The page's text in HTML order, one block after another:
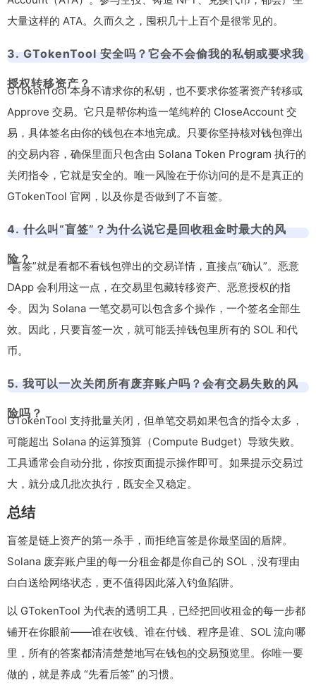
大量这样的 ATA。久而久之，囤积几十上百个是很常见的。
3. GTokenTool 安全吗？它会不会偷我的私钥或要求我
授权转移资产？
GTokenTool 本身不请求你的私钥，也不要求你签署资产转移或
Approve 交易。它只是帮你构造一笔纯粹的 CloseAccount 交
易，具体签名由你的钱包在本地完成。只要你坚持核对钱包弹出
的交易内容，确保里面只包含由 Solana Token Program 执行的
关闭指令，它就是安全的。唯一风险在于你访问的是不是真正的
GTokenTool 官网，以及你是否做到了不盲签。
4. 什么叫“盲签”？为什么说它是回收租金时最大的风
险？
“盲签”就是看都不看钱包弹出的交易详情，直接点“确认”。恶意
DApp 会利用这一点，在交易里包藏转移资产、恶意授权的指
令。因为 Solana 一笔交易可以包含多个操作，一个签名全部生
效。因此，只要盲签一次，就可能丢掉钱包里所有的 SOL 和代
币。
5. 我可以一次关闭所有废弃账户吗？会有交易失败的风
险吗？
GTokenTool 支持批量关闭，但单笔交易如果包含的指令太多，
可能超出 Solana 的运算预算（Compute Budget）导致失败。
工具通常会自动分批，你按页面提示操作即可。如果提示交易过
大，就分成几批次执行，既安全又稳定。
总结
盲签是链上资产的第一杀手，而拒绝盲签是你最坚固的盾牌。
Solana 废弃账户里的每一分租金都是你自己的 SOL，没有理由
白白送给网络状态，更不值得因此落入钓鱼陷阱。
以 GTokenTool 为代表的透明工具，已经把回收租金的每一步都
铺开在你眼前——谁在收钱、谁在付钱、程序是谁、SOL 流向哪
里，所有的答案都清清楚楚地写在钱包的交易预览里。你唯一要
做的，就是养成 “先看后签” 的习惯。